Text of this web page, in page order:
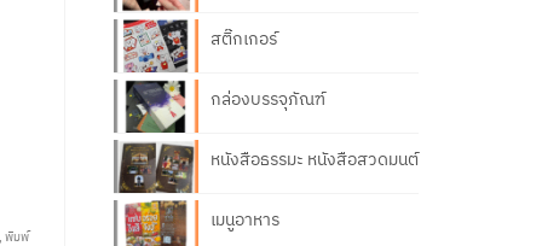
,พิมพ์
สติ๊กเกอร์
กล่องบรรจุภัณฑ์
หนังสือธรรมะ หนังสือสวดมนต์
เมนูอาหาร